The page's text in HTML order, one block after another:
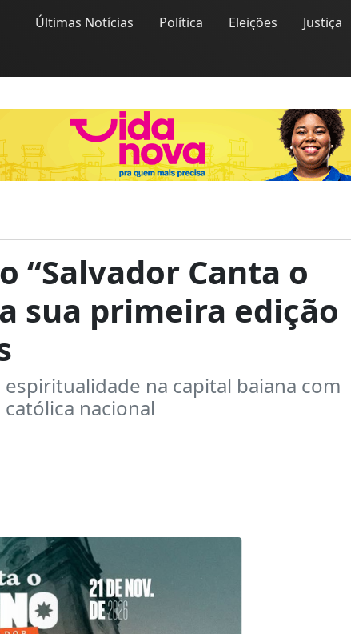
Últimas Notícias Política Eleições Justiça
“Salvador Canta o
sua primeira edição
na capital baiana com
nacional